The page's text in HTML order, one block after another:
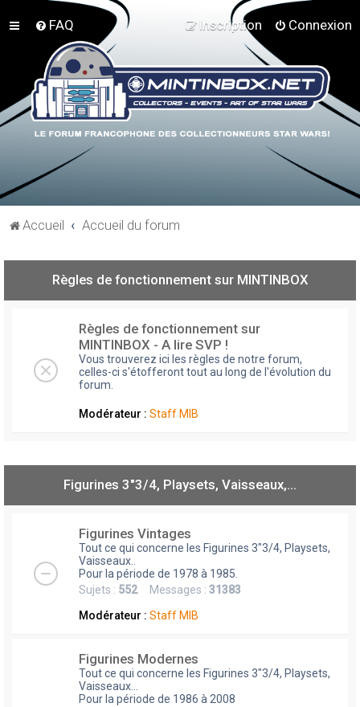
FAQ Connexion
Inscription
Accueil Accueil du forum
Règles de fonctionnement sur MINTINBOX
Règles de fonctionnement sur
MINTINBOX - A lire SVP !
Vous trouverez ici les règles de notre forum,
celles-ci s'étofferont tout au long de l'évolution du
forum.
Modérateur : Staff MIB
Figurines 3"3/4, Playsets, Vaisseaux,…
Figurines Vintages
Tout ce qui concerne les Figurines 3"3/4, Playsets,
Vaisseaux..
Pour la période de 1978 à 1985.
Sujets : 552Messages : 31383
Modérateur : Staff MIB
Figurines Modernes
Tout ce qui concerne les Figurines 3"3/4, Playsets,
Vaisseaux...
Pour la période de 1986 à 2008